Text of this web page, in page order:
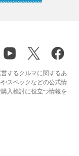
するクルマに関するあ
スペックなどの公式情
入検討に役立つ情報を